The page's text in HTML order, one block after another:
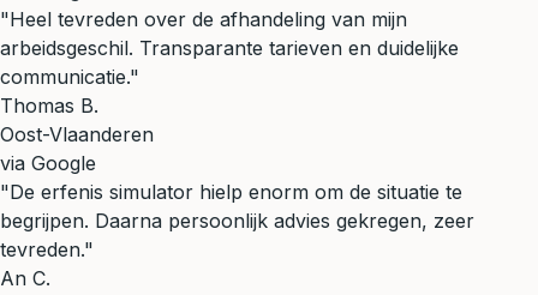
"Heel tevreden over de afhandeling van mijn
arbeidsgeschil. Transparante tarieven en duidelijke
communicatie."
Thomas B.
Oost-Vlaanderen
via Google
"De erfenis simulator hielp enorm om de situatie te
begrijpen. Daarna persoonlijk advies gekregen, zeer
tevreden."
An C.